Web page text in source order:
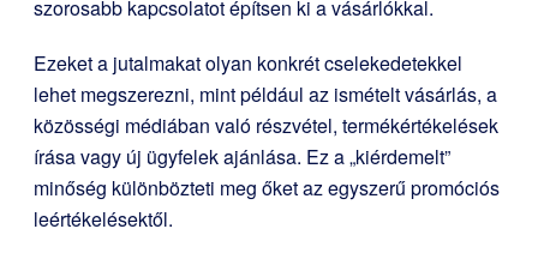
szorosabb kapcsolatot építsen ki a vásárlókkal.
Ezeket a jutalmakat olyan konkrét cselekedetekkel
lehet megszerezni, mint például az ismételt vásárlás, a
közösségi médiában való részvétel, termékértékelések
írása vagy új ügyfelek ajánlása. Ez a „kiérdemelt”
minőség különbözteti meg őket az egyszerű promóciós
leértékelésektől.